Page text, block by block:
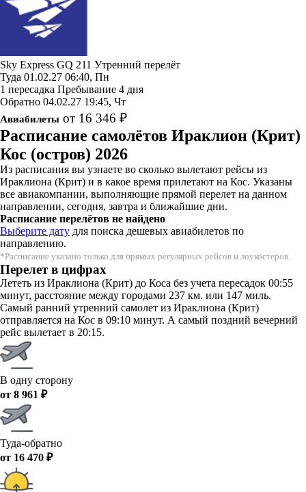
Sky Express GQ 211 Утренний перелёт
Туда 01.02.27 06:40, Пн
1 пересадка Пребывание 4 дня
Обратно 04.02.27 19:45, Чт
Авиабилеты от 16 346 ₽
Расписание самолётов Ираклион (Крит)
Кос (остров) 2026
Из расписания вы узнаете во сколько вылетают рейсы из
Ираклиона (Крит) и в какое время прилетают на Кос. Указаны
все авиакомпании, выполняющие прямой перелет на данном
направлении, сегодня, завтра и ближайшие дни.
Расписание перелётов не найдено
Выберите дату для поиска дешевых авиабилетов по
направлению.
*Расписание указано только для прямых регулярных рейсов и лоукостеров.
Перелет в цифрах
Лететь из Ираклиона (Крит) до Коса без учета пересадок 00:55
минут, расстояние между городами 237 км. или 147 миль.
Самый ранний утренний самолет из Ираклиона (Крит)
отправляется на Кос в 09:10 минут. А самый поздний вечерний
рейс вылетает в 20:15.
В одну сторону
от 8 961 ₽
Туда-обратно
от 16 470 ₽